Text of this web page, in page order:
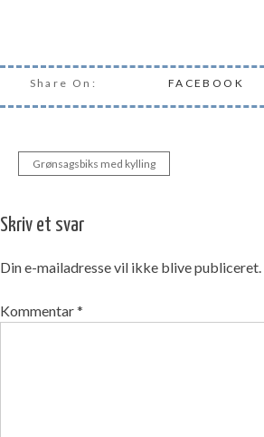
Share On: FACEBOOK
Indlægsnavigation
Grønsagsbiks med kylling
Skriv et svar
Din e-mailadresse vil ikke blive publiceret.
Kommentar*